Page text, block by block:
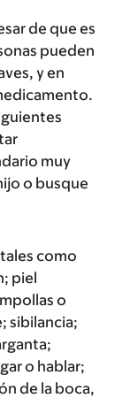
de que es
pueden
y en
muy
o busque
como
piel
o
sibilancia;
o hablar;
de la boca,